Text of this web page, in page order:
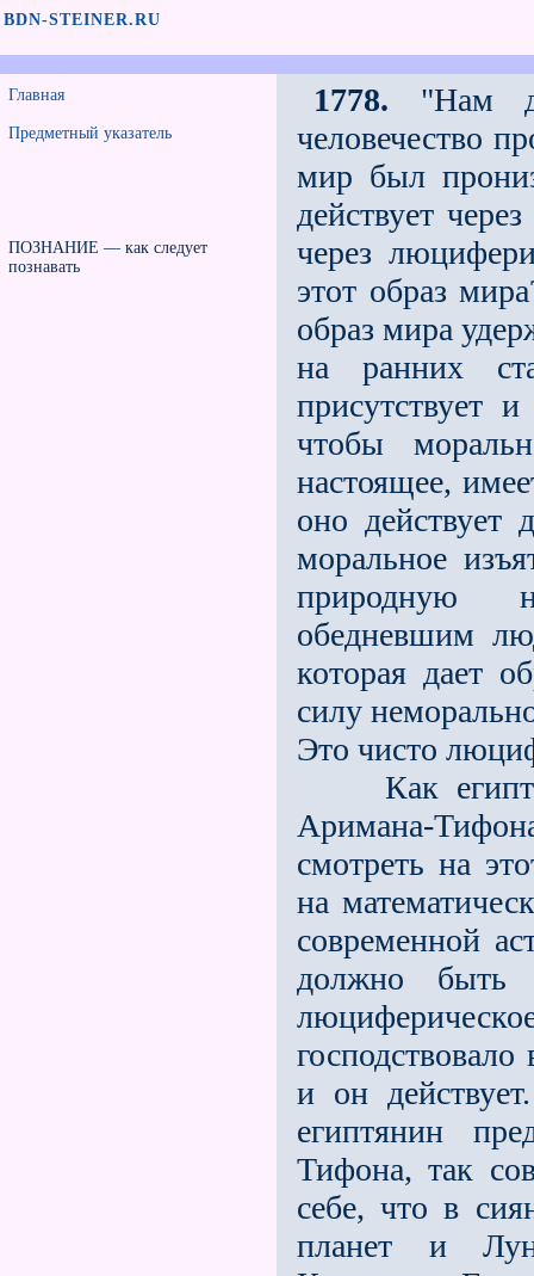
BDN-STEINER.RU
Главная
Предметный указатель
ПОЗНАНИЕ — как следует
познавать
1778. "Нам
человечество
мир был
действует
через
этот образ
образ мира
на ранних
присутствует
чтобы
настоящее,
оно действует
моральное
природную
обедневшим
которая дает
силу
Это чисто
Как
Аримана-
смотреть на
на
современной
должно быть
и он
египтянин
Тифона, так
себе, что в
планет и